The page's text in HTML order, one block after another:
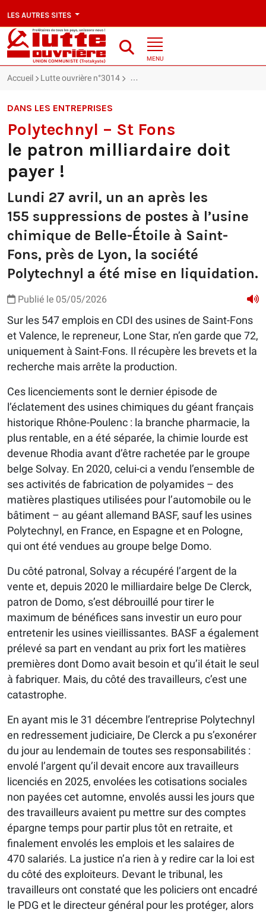
LES AUTRES SITES
MENU
Accueil Lutte ouvrière n°3014 Polytechnyl – St Fons : le patron
DANS LES ENTREPRISES
Polytechnyl – St Fons
le patron milliardaire doit
payer !
Lundi 27 avril, un an après les
155 suppressions de postes à l’usine
chimique de Belle-Étoile à Saint-
Fons, près de Lyon, la société
Polytechnyl a été mise en liquidation.
Publié le 05/05/2026
Sur les 547 emplois en CDI des usines de Saint-Fons
et Valence, le repreneur, Lone Star, n’en garde que 72,
uniquement à Saint-Fons. Il récupère les brevets et la
recherche mais arrête la production.
Ces licenciements sont le dernier épisode de
l’éclatement des usines chimiques du géant français
historique Rhône-Poulenc : la branche pharmacie, la
plus rentable, en a été séparée, la chimie lourde est
devenue Rhodia avant d’être rachetée par le groupe
belge Solvay. En 2020, celui-ci a vendu l’ensemble de
ses activités de fabrication de polyamides – des
matières plastiques utilisées pour l’automobile ou le
bâtiment – au géant allemand BASF, sauf les usines
Polytechnyl, en France, en Espagne et en Pologne,
qui ont été vendues au groupe belge Domo.
Du côté patronal, Solvay a récupéré l’argent de la
vente et, depuis 2020 le milliardaire belge De Clerck,
patron de Domo, s’est débrouillé pour tirer le
maximum de bénéfices sans investir un euro pour
entretenir les usines vieillissantes. BASF a également
prélevé sa part en vendant au prix fort les matières
premières dont Domo avait besoin et qu’il était le seul
à fabriquer. Mais, du côté des travailleurs, c’est une
catastrophe.
En ayant mis le 31 décembre l’entreprise Polytechnyl
en redressement judiciaire, De Clerck a pu s’exonérer
du jour au lendemain de toutes ses responsabilités :
envolé l’argent qu’il devait encore aux travailleurs
licenciés en 2025, envolées les cotisations sociales
non payées cet automne, envolés aussi les jours que
des travailleurs avaient pu mettre sur des comptes
épargne temps pour partir plus tôt en retraite, et
finalement envolés les emplois et les salaires de
470 salariés. La justice n’a rien à y redire car la loi est
du côté des exploiteurs. Devant le tribunal, les
travailleurs ont constaté que les policiers ont encadré
le PDG et le directeur général pour les protéger, alors